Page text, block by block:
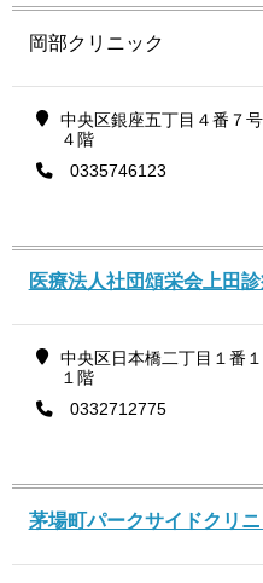
岡部クリニック
中央区銀座五丁目４番７
４階
0335746123
医療法人社団頌栄会上田
中央区日本橋二丁目１番
１階
0332712775
茅場町パークサイドクリニ